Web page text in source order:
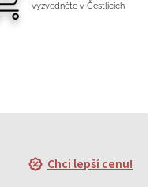
vyzvedněte v Čestlicích
Chci lepší cenu!